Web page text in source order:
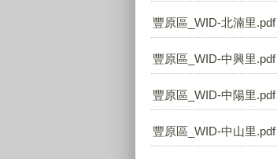
豐原區_WID-北湳里.pdf
豐原區_WID-中興里.pdf
豐原區_WID-中陽里.pdf
豐原區_WID-中山里.pdf